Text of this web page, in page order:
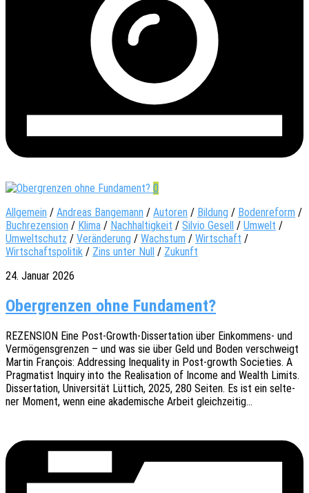
0
Allgemein / Andreas Bangemann / Autoren / Bildung / Bodenreform /
Buchrezension / Klima / Nachhaltigkeit / Silvio Gesell / Umwelt /
Umweltschutz / Veränderung / Wachstum / Wirtschaft /
Wirtschaftspolitik / Zins unter Null / Zukunft
24. Januar 2026
Obergrenzen ohne Fundament?
REZENSION Eine Post-Growth-Disser­­ta­­ti­on über Einkom­­mens- und
Vermö­gens­gren­zen – und was sie über Geld und Boden verschweigt
Martin Fran­çois: Addres­sing Inequa­li­ty in Post-growth Socie­ties. A
Prag­ma­tist Inquiry into the Reali­sa­ti­on of Income and Wealth Limits.
Disser­ta­ti­on, Univer­si­tät Lüttich, 2025, 280 Seiten. Es ist ein selte­
ner Moment, wenn eine akade­mi­sche Arbeit gleichzeitig…